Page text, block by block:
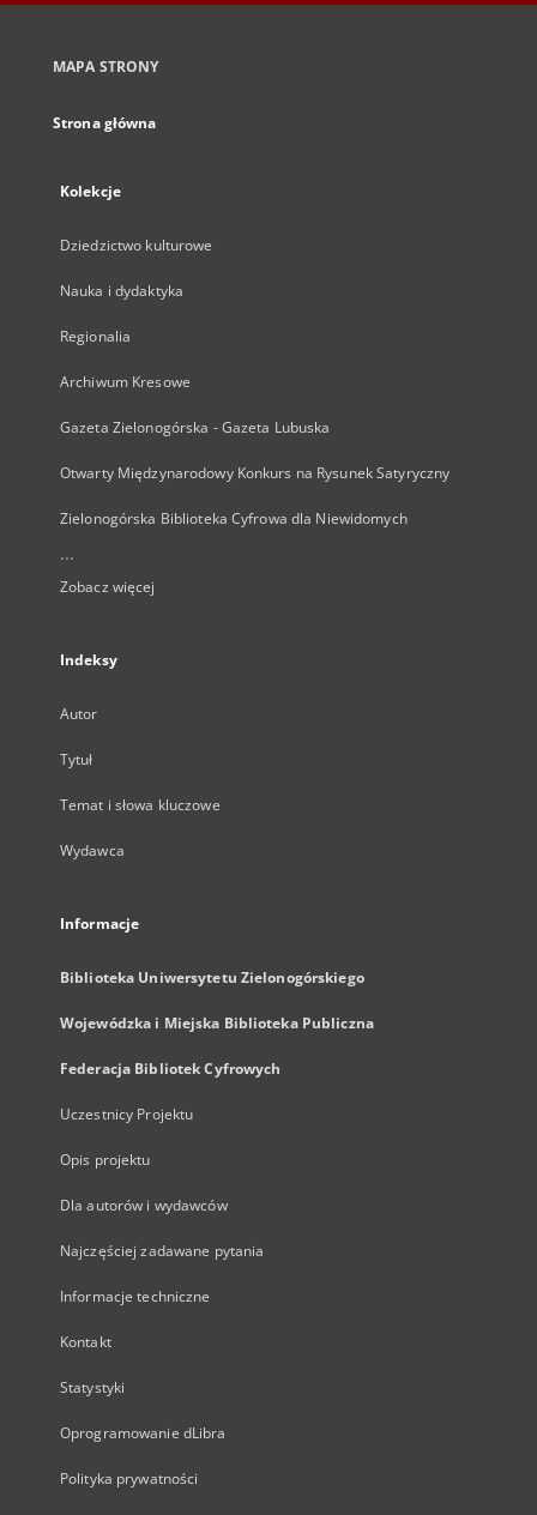
MAPA STRONY
Strona główna
Kolekcje
Dziedzictwo kulturowe
Nauka i dydaktyka
Regionalia
Archiwum Kresowe
Gazeta Zielonogórska - Gazeta Lubuska
Otwarty Międzynarodowy Konkurs na Rysunek Satyryczny
Zielonogórska Biblioteka Cyfrowa dla Niewidomych
...
Zobacz więcej
Indeksy
Autor
Tytuł
Temat i słowa kluczowe
Wydawca
Informacje
Biblioteka Uniwersytetu Zielonogórskiego
Wojewódzka i Miejska Biblioteka Publiczna
Federacja Bibliotek Cyfrowych
Uczestnicy Projektu
Opis projektu
Dla autorów i wydawców
Najczęściej zadawane pytania
Informacje techniczne
Kontakt
Statystyki
Oprogramowanie dLibra
Polityka prywatności